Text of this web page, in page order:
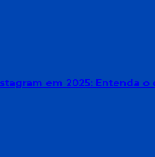
em 2025: Entenda